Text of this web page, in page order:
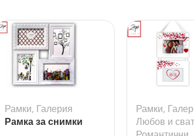
Рамки, Галерия
Рамка за снимки
Рамки,
Любов и